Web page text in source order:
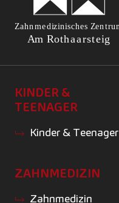
KINDER &
TEENAGER
Kinder & Teenager
ZAHNMEDIZIN
Zahnmedizin